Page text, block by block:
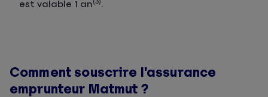
est valable 1 an
.
Comment souscrire l’assurance
emprunteur Matmut ?